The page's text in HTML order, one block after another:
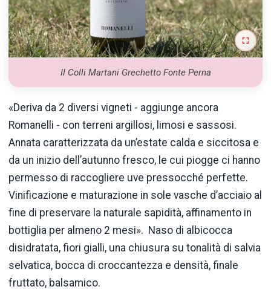
Il Colli Martani Grechetto Fonte Perna
«Deriva da 2 diversi vigneti - aggiunge ancora
Romanelli - con terreni argillosi, limosi e sassosi.
Annata caratterizzata da un’estate calda e siccitosa e
da un inizio dell’autunno fresco, le cui piogge ci hanno
permesso di raccogliere uve pressocché perfette.
Vinificazione e maturazione in sole vasche d’acciaio al
fine di preservare la naturale sapidità, affinamento in
bottiglia per almeno 2 mesi». Naso di albicocca
disidratata, fiori gialli, una chiusura su tonalità di salvia
selvatica, bocca di croccantezza e densità, finale
fruttato, balsamico.